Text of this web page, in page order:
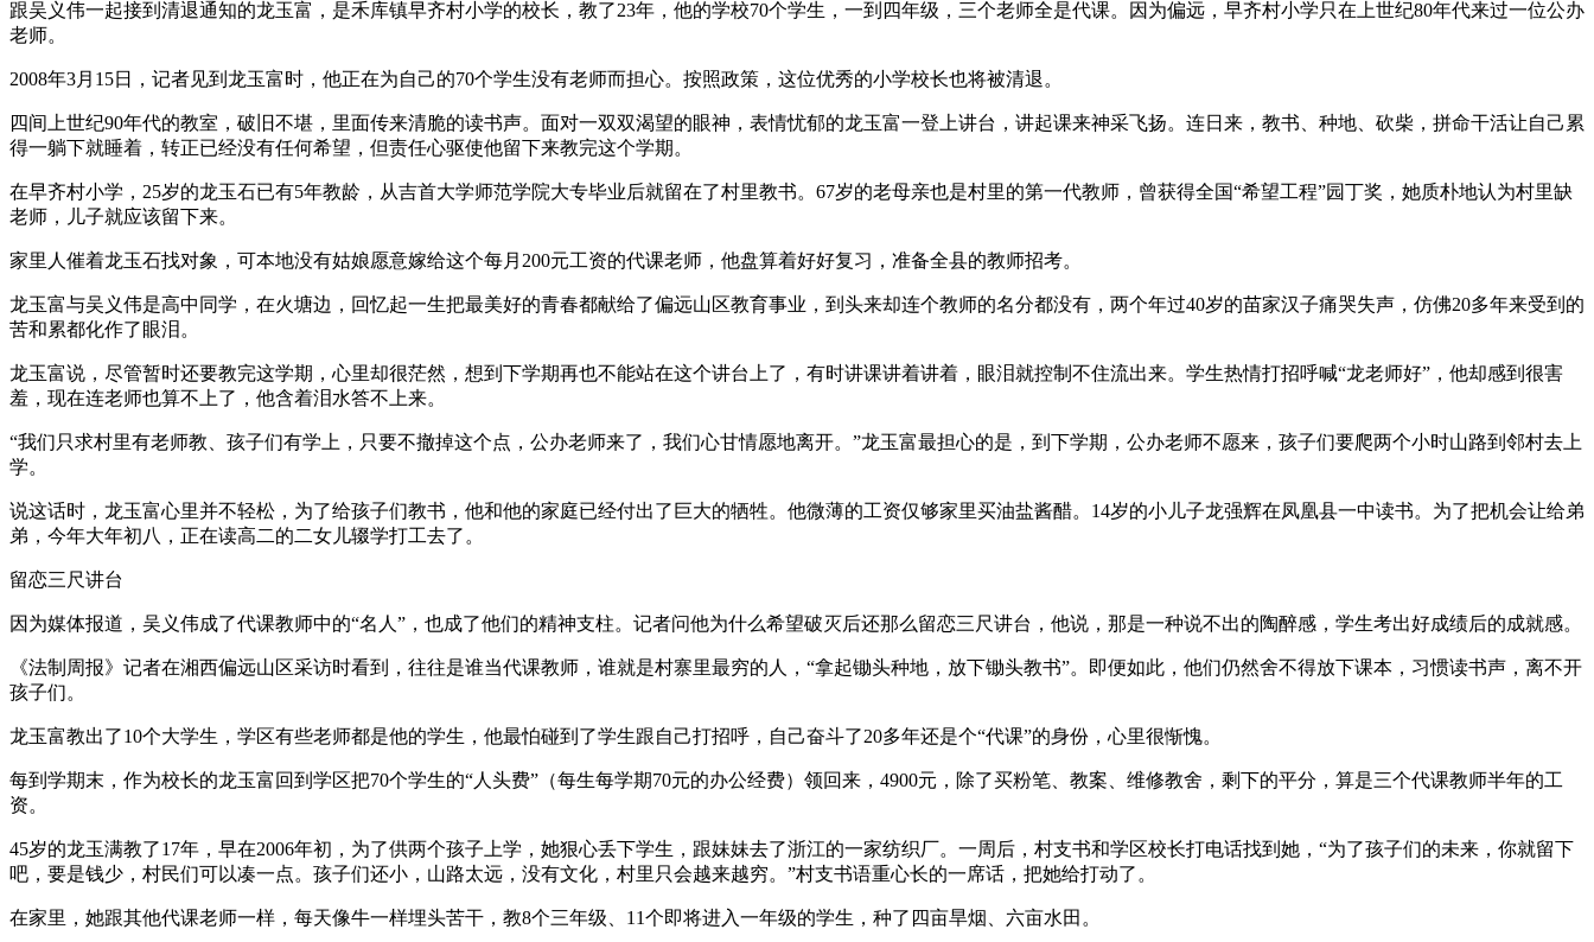
跟吴义伟一起接到清退通知的龙玉富，是禾库镇早齐村小学的校长，教了23年，他的学校70个学生，一到四年级，三个老师全是代课。因为偏远，早齐村小学只在上世纪80年代来过一位公办
老师。
2008年3月15日，记者见到龙玉富时，他正在为自己的70个学生没有老师而担心。按照政策，这位优秀的小学校长也将被清退。
四间上世纪90年代的教室，破旧不堪，里面传来清脆的读书声。面对一双双渴望的眼神，表情忧郁的龙玉富一登上讲台，讲起课来神采飞扬。连日来，教书、种地、砍柴，拼命干活让自己累
得一躺下就睡着，转正已经没有任何希望，但责任心驱使他留下来教完这个学期。
在早齐村小学，25岁的龙玉石已有5年教龄，从吉首大学师范学院大专毕业后就留在了村里教书。67岁的老母亲也是村里的第一代教师，曾获得全国“希望工程”园丁奖，她质朴地认为村里缺
老师，儿子就应该留下来。
家里人催着龙玉石找对象，可本地没有姑娘愿意嫁给这个每月200元工资的代课老师，他盘算着好好复习，准备全县的教师招考。
龙玉富与吴义伟是高中同学，在火塘边，回忆起一生把最美好的青春都献给了偏远山区教育事业，到头来却连个教师的名分都没有，两个年过40岁的苗家汉子痛哭失声，仿佛20多年来受到的
苦和累都化作了眼泪。
龙玉富说，尽管暂时还要教完这学期，心里却很茫然，想到下学期再也不能站在这个讲台上了，有时讲课讲着讲着，眼泪就控制不住流出来。学生热情打招呼喊“龙老师好”，他却感到很害
羞，现在连老师也算不上了，他含着泪水答不上来。
“我们只求村里有老师教、孩子们有学上，只要不撤掉这个点，公办老师来了，我们心甘情愿地离开。”龙玉富最担心的是，到下学期，公办老师不愿来，孩子们要爬两个小时山路到邻村去上
学。
说这话时，龙玉富心里并不轻松，为了给孩子们教书，他和他的家庭已经付出了巨大的牺牲。他微薄的工资仅够家里买油盐酱醋。14岁的小儿子龙强辉在凤凰县一中读书。为了把机会让给弟
弟，今年大年初八，正在读高二的二女儿辍学打工去了。
留恋三尺讲台
因为媒体报道，吴义伟成了代课教师中的“名人”，也成了他们的精神支柱。记者问他为什么希望破灭后还那么留恋三尺讲台，他说，那是一种说不出的陶醉感，学生考出好成绩后的成就感。
《法制周报》记者在湘西偏远山区采访时看到，往往是谁当代课教师，谁就是村寨里最穷的人，“拿起锄头种地，放下锄头教书”。即便如此，他们仍然舍不得放下课本，习惯读书声，离不开
孩子们。
龙玉富教出了10个大学生，学区有些老师都是他的学生，他最怕碰到了学生跟自己打招呼，自己奋斗了20多年还是个“代课”的身份，心里很惭愧。
每到学期末，作为校长的龙玉富回到学区把70个学生的“人头费”（每生每学期70元的办公经费）领回来，4900元，除了买粉笔、教案、维修教舍，剩下的平分，算是三个代课教师半年的工
资。
45岁的龙玉满教了17年，早在2006年初，为了供两个孩子上学，她狠心丢下学生，跟妹妹去了浙江的一家纺织厂。一周后，村支书和学区校长打电话找到她，“为了孩子们的未来，你就留下
吧，要是钱少，村民们可以凑一点。孩子们还小，山路太远，没有文化，村里只会越来越穷。”村支书语重心长的一席话，把她给打动了。
在家里，她跟其他代课老师一样，每天像牛一样埋头苦干，教8个三年级、11个即将进入一年级的学生，种了四亩旱烟、六亩水田。